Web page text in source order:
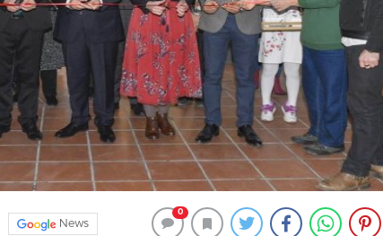
News
0